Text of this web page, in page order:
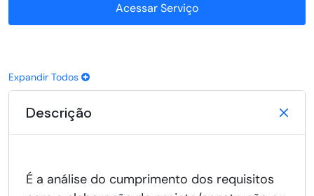
Acessar Serviço
Expandir Todos
Descrição
É a análise do cumprimento dos requisitos